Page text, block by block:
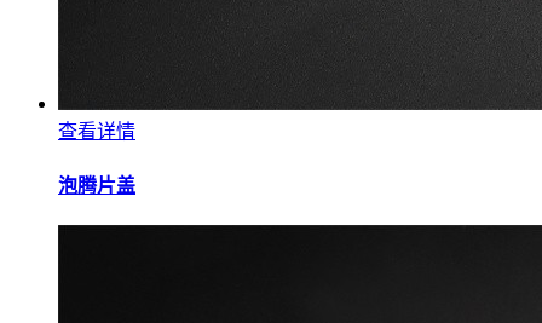
查看详情
泡腾片盖